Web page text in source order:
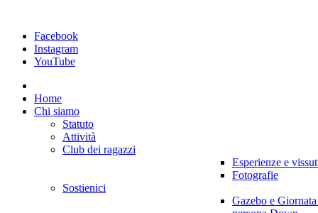
Facebook
Instagram
YouTube
Home
Chi siamo
Statuto
Attività
Club dei ragazzi
Esperienze e
Fotografie
Sostienici
Gazebo e